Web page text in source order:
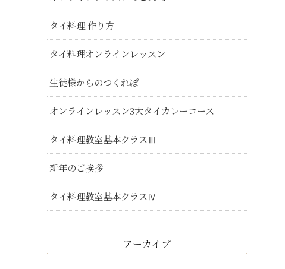
タイ料理 作り方
タイ料理オンラインレッスン
生徒様からのつくれぽ
オンラインレッスン3大タイカレーコース
タイ料理教室基本クラスⅢ
新年のご挨拶
タイ料理教室基本クラスⅣ
アーカイブ